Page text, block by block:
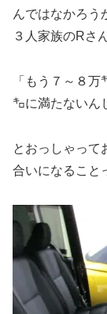
んではなかろ
３人家族のRさ
「もう７～８
㌔に満たないん
とおっしゃっ
合いになること